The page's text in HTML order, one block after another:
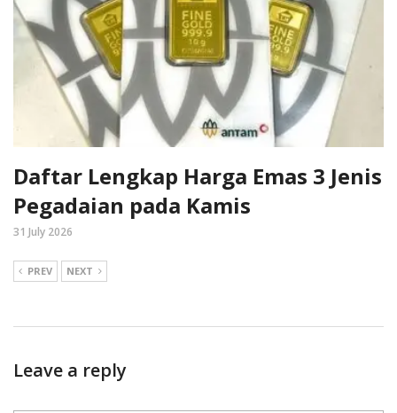
Daftar Lengkap Harga Emas 3 Jenis
Pegadaian pada Kamis
31 July 2026
PREV NEXT
Leave a reply